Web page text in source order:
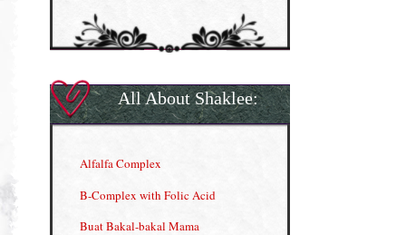
All About Shaklee:
Alfalfa Complex
B-Complex with Folic Acid
Buat Bakal-bakal Mama